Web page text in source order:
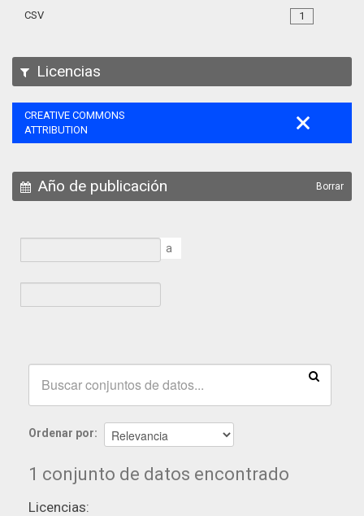
1
CSV
Licencias
CREATIVE COMMONS
ATTRIBUTION
Año de publicación Borrar
a
Ordenar por
1 conjunto de datos encontrado
Licencias: